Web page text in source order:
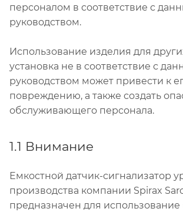
персоналом в соответствие с
руководством.
Использование изделия для
установка не в соответствие с
руководством может привести к
повреждению, а также создать
обслуживающего персонала.
1.1 Внимание
Емкостной датчик-сигнализатор
производства компании Spirax
предназначен для использование